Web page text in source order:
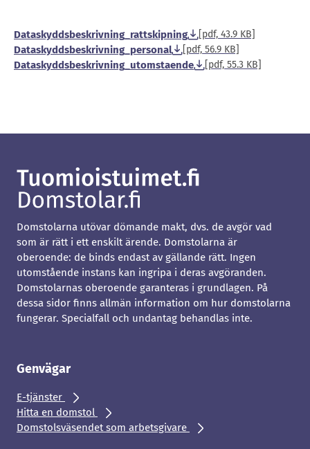
Dataskyddsbeskrivning_rattskipning [pdf, 43.9 KB]
Dataskyddsbeskrivning_personal [pdf, 56.9 KB]
Dataskyddsbeskrivning_utomstaende [pdf, 55.3 KB]
Domstolarna utövar dömande makt, dvs. de avgör vad
som är rätt i ett enskilt ärende. Domstolarna är
oberoende: de binds endast av gällande rätt. Ingen
utomstående instans kan ingripa i deras avgöranden.
Domstolarnas oberoende garanteras i grundlagen. På
dessa sidor finns allmän information om hur domstolarna
fungerar. Specialfall och undantag behandlas inte.
Genvägar
E-tjänster
Hitta en domstol
Domstolsväsendet som arbetsgivare